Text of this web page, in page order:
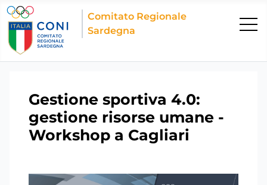
Comitato Regionale
Sardegna
Gestione sportiva 4.0:
gestione risorse umane -
Workshop a Cagliari